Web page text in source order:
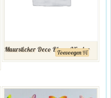
Muursticker Deco Bloem Vlinder
Toevoegen